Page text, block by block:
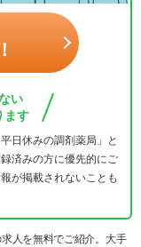
い
ます
日休みの調剤薬局」と
済みの方に優先的にご
が掲載されないことも
人を無料でご紹介。大手